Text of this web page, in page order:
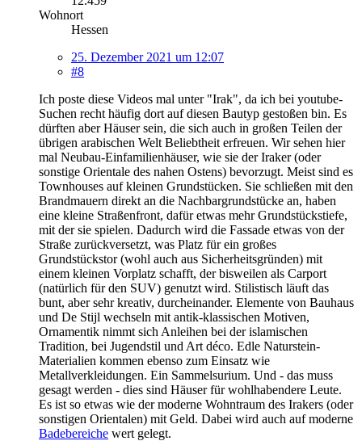
Wohnort
Hessen
25. Dezember 2021 um 12:07
#8
Ich poste diese Videos mal unter "Irak", da ich bei youtube-
Suchen recht häufig dort auf diesen Bautyp gestoßen bin. Es
dürften aber Häuser sein, die sich auch in großen Teilen der
übrigen arabischen Welt Beliebtheit erfreuen. Wir sehen hier
mal Neubau-Einfamilienhäuser, wie sie der Iraker (oder
sonstige Orientale des nahen Ostens) bevorzugt. Meist sind es
Townhouses auf kleinen Grundstücken. Sie schließen mit den
Brandmauern direkt an die Nachbargrundstücke an, haben
eine kleine Straßenfront, dafür etwas mehr Grundstückstiefe,
mit der sie spielen. Dadurch wird die Fassade etwas von der
Straße zurückversetzt, was Platz für ein großes
Grundstückstor (wohl auch aus Sicherheitsgründen) mit
einem kleinen Vorplatz schafft, der bisweilen als Carport
(natürlich für den SUV) genutzt wird. Stilistisch läuft das
bunt, aber sehr kreativ, durcheinander. Elemente von Bauhaus
und De Stijl wechseln mit antik-klassischen Motiven,
Ornamentik nimmt sich Anleihen bei der islamischen
Tradition, bei Jugendstil und Art déco. Edle Naturstein-
Materialien kommen ebenso zum Einsatz wie
Metallverkleidungen. Ein Sammelsurium. Und - das muss
gesagt werden - dies sind Häuser für wohlhabendere Leute.
Es ist so etwas wie der moderne Wohntraum des Irakers (oder
sonstigen Orientalen) mit Geld. Dabei wird auch auf moderne
Badebereiche wert gelegt.